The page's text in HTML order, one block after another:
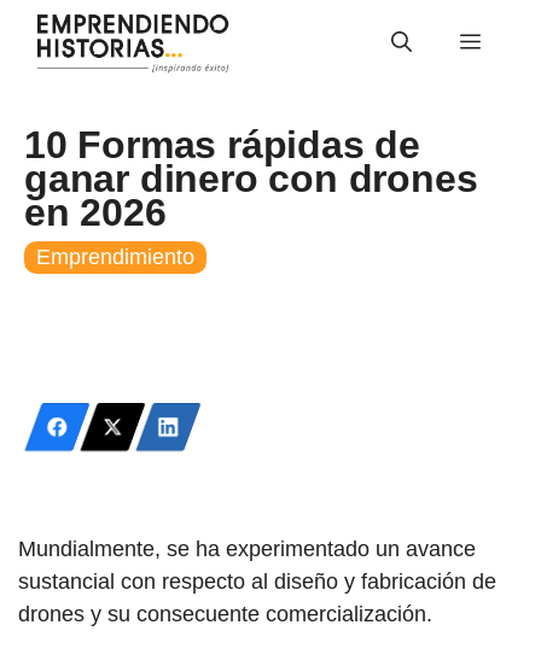
contenido
Menú
10 Formas rápidas de
ganar dinero con drones
en 2026
Emprendimiento
Mundialmente, se ha experimentado un avance
sustancial con respecto al diseño y fabricación de
drones y su consecuente comercialización.